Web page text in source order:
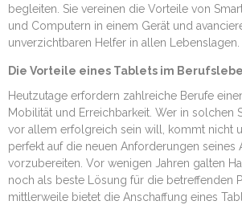
begleiten. Sie vereinen die Vorteile von
und Computern in einem Gerät und
unverzichtbaren Helfer in allen Lebenslagen.
Die Vorteile eines Tablets im
Heutzutage erfordern zahlreiche Berufe
Mobilität und Erreichbarkeit. Wer in solchen
vor allem erfolgreich sein will, kommt nicht
perfekt auf die neuen Anforderungen seines
vorzubereiten. Vor wenigen Jahren galten
noch als beste Lösung für die betreffenden
mittlerweile bietet die Anschaffung eines